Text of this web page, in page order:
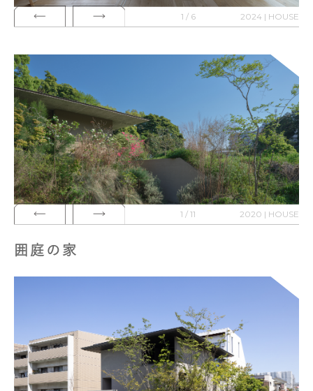
1 / 6 2024 | HOUSE
1 / 11 2020 | HOUSE
囲庭の家